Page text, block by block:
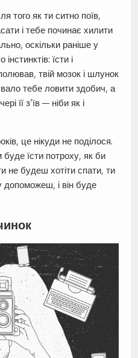
того як ти ситно поїв,
і тебе починає хилити
оскільки раніше у
їсти і
твій мозок і шлунок
тебе ловити здобич, а
її з’їв — ніби як і
це нікуди не поділося.
їсти потроху, як би
не будеш хотіти спати, ти
допоможеш, і він буде